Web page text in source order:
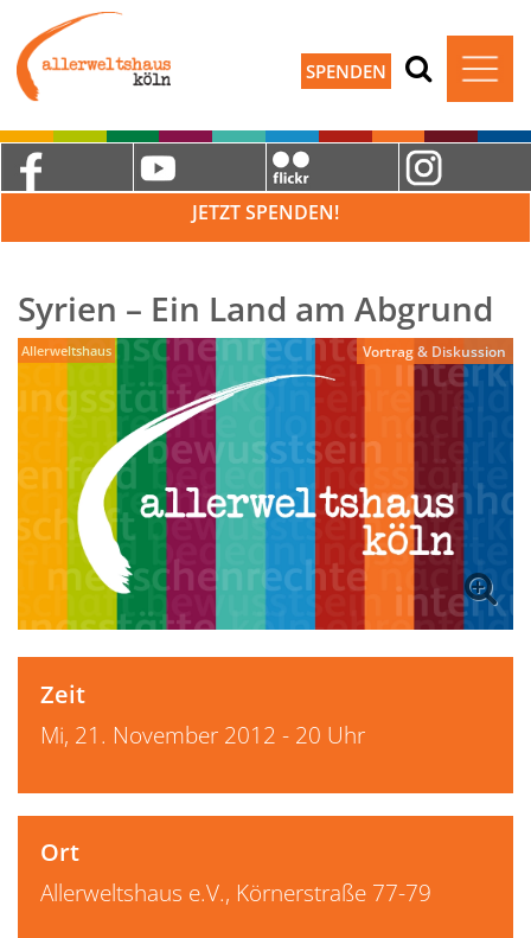
SPENDEN
JETZT SPENDEN!
Syrien – Ein Land am Abgrund
Allerweltshaus Vortrag & Diskussion
Zeit
Mi, 21. November 2012 - 20 Uhr
Ort
Allerweltshaus e.V., Körnerstraße 77-79